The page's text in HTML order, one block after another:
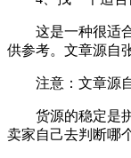
这是一种很适合
供参考。 文章源自
注意： 文章源
货源的稳定是拼
卖家自己去判断哪